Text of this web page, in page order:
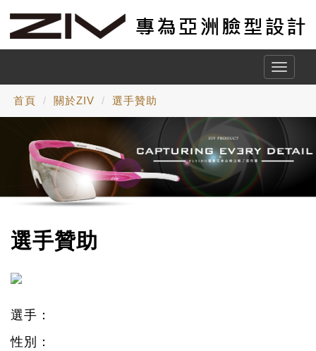
Toggle
首頁 關於ZIV 選手贊助
選手贊助
選手：
性別：